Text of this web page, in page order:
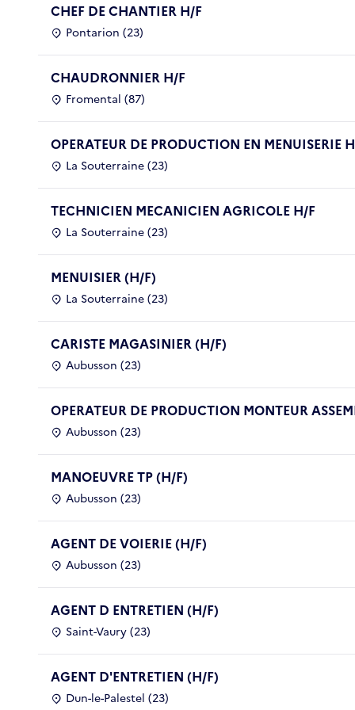
CHEF DE CHANTIER H/F
Pontarion (23)
CHAUDRONNIER H/F
Fromental (87)
OPERATEUR DE PRODUCTION EN MENUISERIE
La Souterraine (23)
TECHNICIEN MECANICIEN AGRICOLE H/F
La Souterraine (23)
MENUISIER (H/F)
La Souterraine (23)
CARISTE MAGASINIER (H/F)
Aubusson (23)
OPERATEUR DE PRODUCTION MONTEUR
Aubusson (23)
MANOEUVRE TP (H/F)
Aubusson (23)
AGENT DE VOIERIE (H/F)
Aubusson (23)
AGENT D ENTRETIEN (H/F)
Saint-Vaury (23)
AGENT D'ENTRETIEN (H/F)
Dun-le-Palestel (23)